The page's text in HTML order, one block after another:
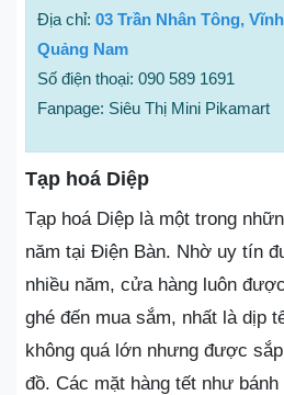
Địa chỉ: 03 Trần Nhân Tông,
Quảng Nam
Số điện thoại: 090 589 1691
Fanpage: Siêu Thị Mini Pikamart
Tạp hoá Diệp
Tạp hoá Diệp là một trong
năm tại Điện Bàn. Nhờ uy tín
nhiều năm, cửa hàng luôn
ghé đến mua sắm, nhất là dịp
không quá lớn nhưng được
đồ. Các mặt hàng tết như